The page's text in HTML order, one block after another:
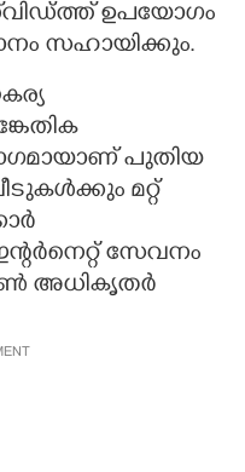
ഉപയോഗം
സഹായിക്കും.
പുതിയ
മറ്റ്
സേവനം
അധികൃതർ